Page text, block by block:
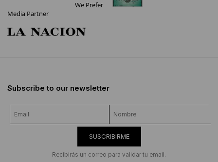
We Prefer
Media Partner
Subscribe to our newsletter
SUSCRIBIRME
Recibirás un correo para validar tu email.